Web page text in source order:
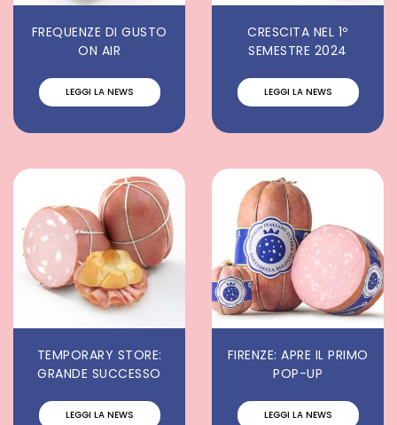
FREQUENZE DI GUSTO
ON AIR
LEGGI LA NEWS
CRESCITA NEL 1º
SEMESTRE 2024
LEGGI LA NEWS
TEMPORARY STORE:
GRANDE SUCCESSO
LEGGI LA NEWS
FIRENZE: APRE IL PRIMO
POP-UP
LEGGI LA NEWS